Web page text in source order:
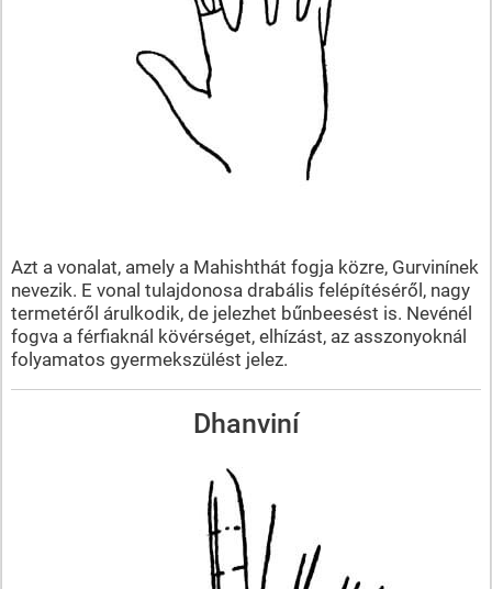
Azt a vonalat, amely a Mahishthát fogja közre, Gurvinínek
nevezik. E vonal tulajdonosa drabális felépítéséről, nagy
termetéről árulkodik, de jelezhet bűnbeesést is. Nevénél
fogva a férfiaknál kövérséget, elhízást, az asszonyoknál
folyamatos gyermekszülést jelez.
Dhanviní